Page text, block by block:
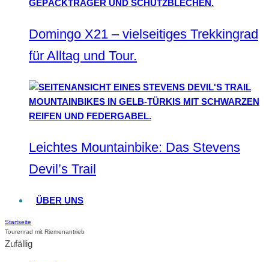
Domingo X21 – vielseitiges Trekkingrad
für Alltag und Tour.
Leichtes Mountainbike: Das Stevens
Devil’s Trail
ÜBER UNS
Startseite
Tourenrad mit Riemenantrieb
Zufällig